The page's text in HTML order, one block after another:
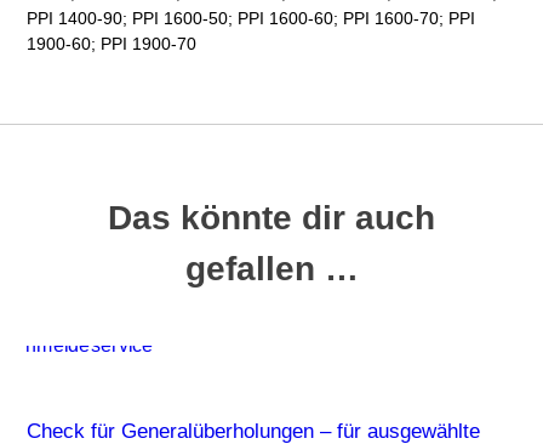
PPI 1400-90; PPI 1600-50; PPI 1600-60; PPI 1600-70; PPI
1900-60; PPI 1900-70
Das könnte dir auch
gefallen …
Check für Generalüberholungen – für ausgewählte